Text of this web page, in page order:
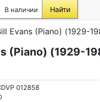
В наличии Найти
Evans (Piano) (1929-
(Piano) (1929-
012858